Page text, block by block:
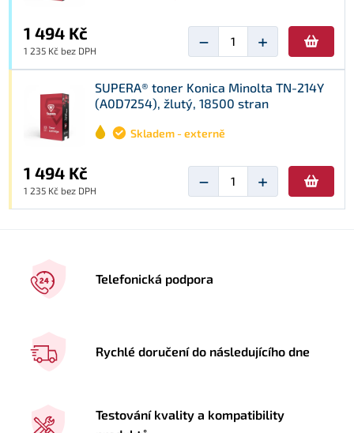
1 494 Kč
1 235 Kč bez DPH − +
SUPERA® toner Konica Minolta TN-214Y
(A0D7254), žlutý, 18500 stran
Skladem - externě
1 494 Kč
1 235 Kč bez DPH − +
Telefonická podpora
Rychlé doručení do následujícího dne
Testování kvality a kompatibility